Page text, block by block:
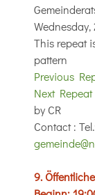
Wednesday,
This repeat
pattern
Previous
Next Repeat
by CR
Contact:
9.